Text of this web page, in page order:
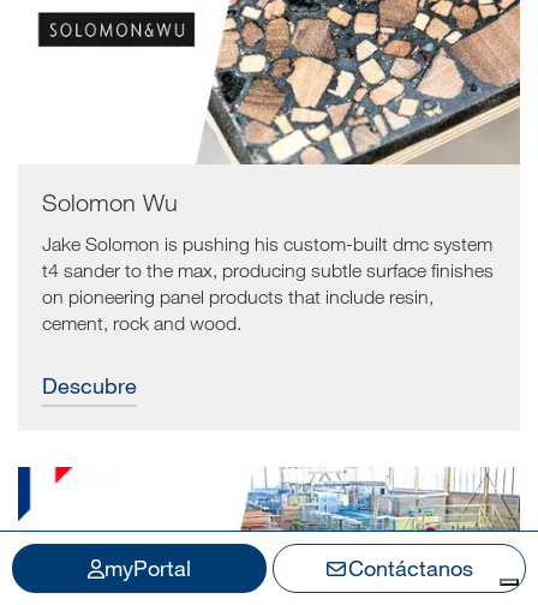
Solomon Wu
Jake Solomon is pushing his custom-built dmc system
t4 sander to the max, producing subtle surface finishes
on pioneering panel products that include resin,
cement, rock and wood.
Descubre
myPortal Contáctanos